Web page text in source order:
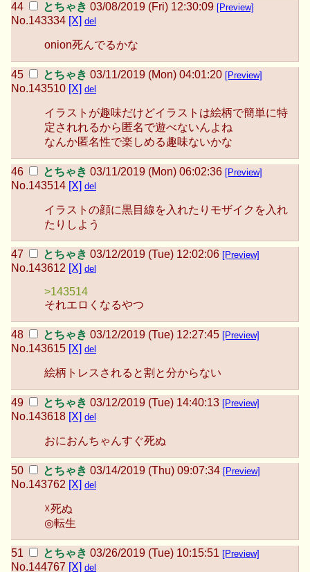
とちゃき 03/08/2019 (Fri) 12:30:09 [Preview]
No.143334 [X] del
onion死んでるかな
とちゃき 03/11/2019 (Mon) 04:01:20 [Preview]
No.143510 [X] del
イラストが趣味だけどイラストは絵柄で簡単に特
定されれるから匿名で遊べないんよね
なんか匿名性で楽しめる趣味ないかな
とちゃき 03/11/2019 (Mon) 06:02:36 [Preview]
No.143514 [X] del
イラストの顔に黒目線を入れたりモザイクを入れ
たりしよう
とちゃき 03/12/2019 (Tue) 12:02:06 [Preview]
No.143612 [X] del
>143514
それエロくなるやつ
とちゃき 03/12/2019 (Tue) 12:27:45 [Preview]
No.143615 [X] del
絵柄トレスされると割と分からない
とちゃき 03/12/2019 (Tue) 14:40:13 [Preview]
No.143618 [X] del
おにおんちゃんすぐ死ぬ
とちゃき 03/14/2019 (Thu) 09:07:34 [Preview]
No.143762 [X] del
☓死ぬ
◎転生
とちゃき 03/26/2019 (Tue) 10:15:51 [Preview]
No.144767 [X] del